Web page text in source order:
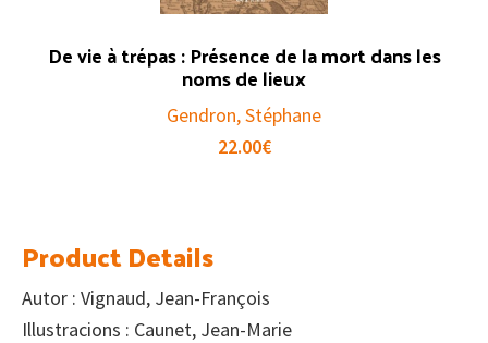
De vie à trépas : Présence de la mort dans les
noms de lieux
Gendron, Stéphane
22.00€
Product Details
Autor : Vignaud, Jean-François
Illustracions : Caunet, Jean-Marie